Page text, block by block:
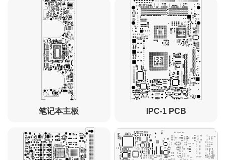
笔记本主板 IPC-1 PCB